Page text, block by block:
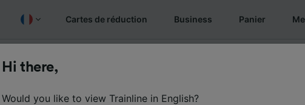
Cartes de réduction Business Panier
Hi there,
Would you like to view Trainline in English?